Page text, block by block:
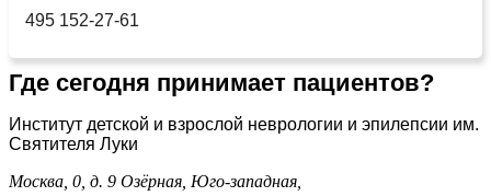
495 152-27-61
Где сегодня принимает пациентов?
Институт детской и взрослой неврологии и эпилепсии им.
Святителя Луки
Москва, 0, д. 9 Озёрная, Юго-западная,